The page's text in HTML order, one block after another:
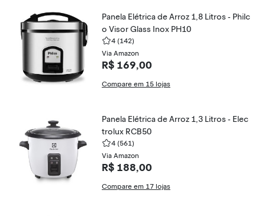
Panela Elétrica de Arroz 1,8 Litros - Philc
o Visor Glass Inox PH10
4 (142)
Via Amazon
R$ 169,00
Compare em 15 lojas
Panela Elétrica de Arroz 1,3 Litros - Elec
trolux RCB50
4 (561)
Via Amazon
R$ 188,00
Compare em 17 lojas